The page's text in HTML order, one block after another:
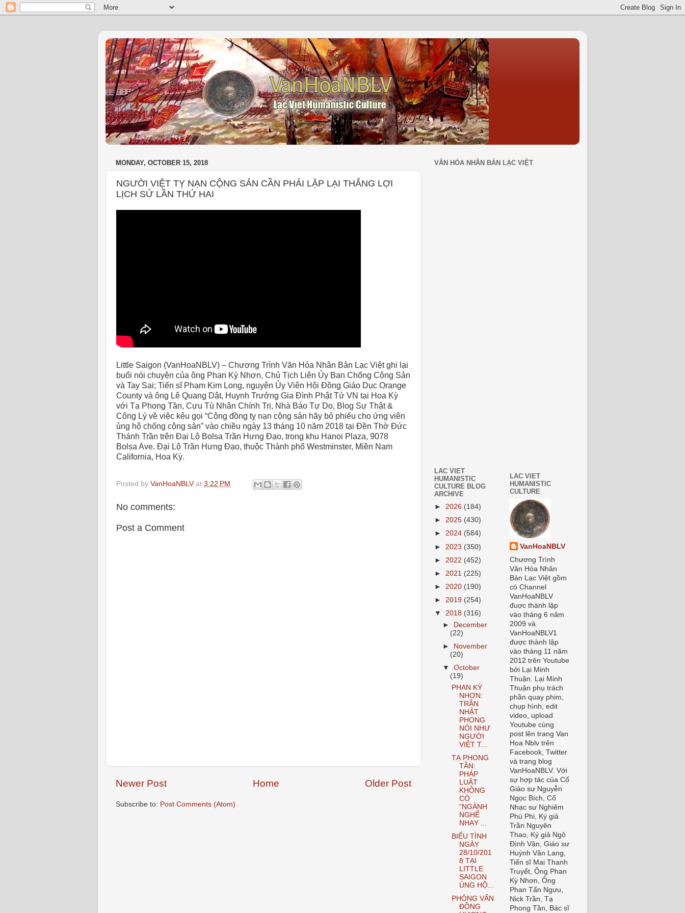
MONDAY, OCTOBER 15, 2018
NGƯỜI VIỆT TỴ NẠN CỘNG SẢN CẦN PHẢI LẶP LẠI THẮNG LỢI
LỊCH SỬ LẦN THỨ HAI
Little Saigon (VanHoaNBLV) – Chương Trình Văn Hóa Nhân Bản Lạc Việt ghi lại
buổi nói chuyện của ông Phan Kỳ Nhơn, Chủ Tịch Liên Ủy Ban Chống Cộng Sản
và Tay Sai; Tiến sĩ Phạm Kim Long, nguyên Ủy Viên Hội Đồng Giáo Dục Orange
County và ông Lê Quang Dật, Huynh Trưởng Gia Đình Phật Tử VN tại Hoa Kỳ
với Tạ Phong Tần, Cựu Tù Nhân Chính Trị, Nhà Báo Tự Do, Blog Sự Thật &
Công Lý về việc kêu gọi “Cộng đồng tỵ nạn cộng sản hãy bỏ phiếu cho ứng viên
ủng hộ chống cộng sản” vào chiều ngày 13 tháng 10 năm 2018 tại Đền Thờ Đức
Thánh Trần trên Đại Lộ Bolsa Trần Hưng Đạo, trong khu Hanoi Plaza, 9078
Bolsa Ave. Đại Lộ Trần Hưng Đạo, thuộc Thành phố Westminster, Miền Nam
California, Hoa Kỳ.
Posted by VanHoaNBLV at 3:22 PM
No comments:
Post a Comment
Newer Post Older Post
Home
Subscribe to: Post Comments (Atom)
VĂN HÓA NHÂN BẢN LẠC VIỆT
LAC VIET
HUMANISTIC
CULTURE BLOG
ARCHIVE
► 2026 (184)
► 2025 (430)
► 2024 (584)
► 2023 (350)
► 2022 (452)
► 2021 (225)
► 2020 (190)
► 2019 (254)
▼ 2018 (316)
►
December
(22)
►
November
(20)
▼October
(19)
PHAN KỲ
NHƠN:
TRẦN
NHẬT
PHONG
NÓI NHƯ
NGƯỜI
VIỆT T...
TẠ PHONG
TẦN:
PHÁP
LUẬT
KHÔNG
CÓ
“NGÀNH
NGHỂ
NHẠY ...
BIỂU TÌNH
NGÀY
28/10/201
8 TẠI
LITTLE
SAIGON
ỦNG HỘ...
PHỎNG VẤN
ĐỒNG
LAC VIET
HUMANISTIC
CULTURE
VanHoaNBLV
Chương Trình
Văn Hóa Nhân
Bản Lạc Việt gồm
có Channel
VanHoaNBLV
đuợc thành lập
vào tháng 6 năm
2009 và
VanHoaNBLV1
được thành lập
vào tháng 11 năm
2012 trên Youtube
bởi Lại Minh
Thuận. Lại Minh
Thuận phụ trách
phần quay phim,
chụp hình, edit
video, upload
Youtube cùng
post lên trang Van
Hoa Nblv trên
Facebook, Twitter
và trang blog
VanHoaNBLV. Với
sự hợp tác của Cố
Giáo sư Nguyễn
Ngọc Bích, Cố
Nhạc sư Nghiêm
Phú Phi, Ký giả
Trần Nguyên
Thao, Ký giả Ngô
Đình Vận, Giáo sư
Huỳnh Văn Lang,
Tiến sĩ Mai Thanh
Truyết, Ông Phan
Kỳ Nhơn, Ông
Phan Tấn Ngưu,
Nick Trần, Tạ
Phong Tần, Bác sĩ